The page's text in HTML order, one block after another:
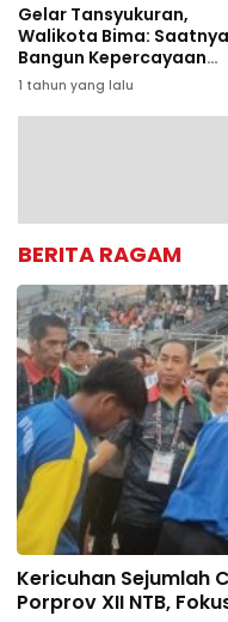
Gelar Tansyukuran,
Walikota Bima: Saatnya
Bangun Kepercayaan
Masyarakat
1 tahun yang lalu
BERITA RAGAM
Kericuhan Sejumlah
Porprov XII NTB,